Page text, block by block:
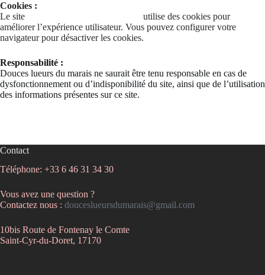
Cookies :
Le site
utilise des cookies pour
améliorer l’expérience utilisateur. Vous pouvez configurer votre
navigateur pour désactiver les cookies.
Responsabilité :
Douces lueurs du marais ne saurait être tenu responsable en cas de
dysfonctionnement ou d’indisponibilité du site, ainsi que de l’utilisation
des informations présentes sur ce site.
Contact
Téléphone: +33 6 46 31 34 30
Vous avez une question ?
Contactez nous : douceslueursdumarais@gmail.com
10bis Route de Fontenay le Comte
Saint-Cyr-du-Doret, 17170